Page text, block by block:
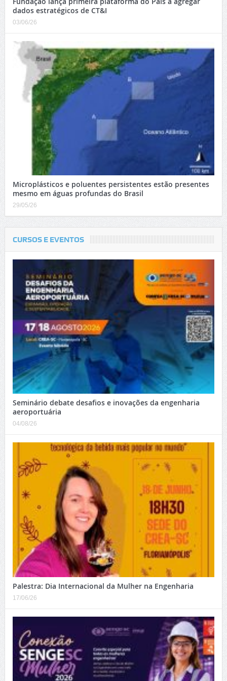
dados estratégicos de CT&I
03/06/26
Microplásticos e poluentes persistentes estão presentes
mesmo em águas profundas do Brasil
29/05/26
CURSOS E EVENTOS
Seminário debate desafios e inovações da engenharia
aeroportuária
04/08/26
Palestra: Dia Internacional da Mulher na Engenharia
17/06/26